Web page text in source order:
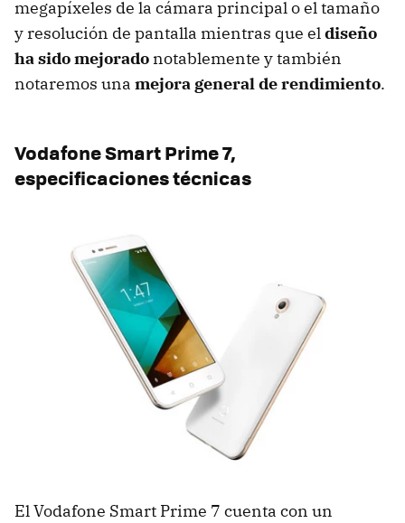
megapíxeles de la cámara principal o el tamaño
y resolución de pantalla mientras que eldiseño
ha sido mejorado notablemente y también
notaremos una mejora general de rendimiento.
Vodafone Smart Prime 7,
especificaciones técnicas
El Vodafone Smart Prime 7 cuenta con un